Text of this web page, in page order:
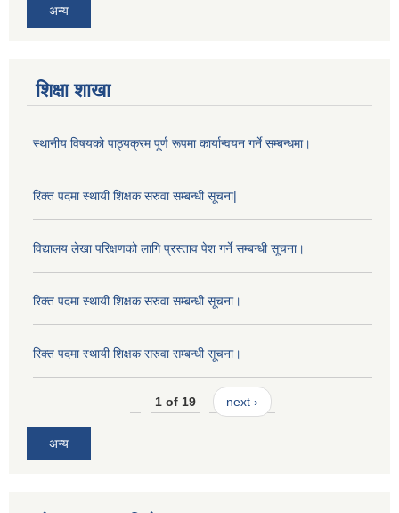
अन्य
शिक्षा शाखा
स्थानीय विषयको पाठ्यक्रम पूर्ण रूपमा कार्यान्वयन गर्ने सम्बन्धमा।
रिक्त पदमा स्थायी शिक्षक सरुवा सम्बन्धी सूचना|
विद्यालय लेखा परिक्षणको लागि प्रस्ताव पेश गर्ने सम्बन्धी सूचना।
रिक्त पदमा स्थायी शिक्षक सरुवा सम्बन्धी सूचना।
रिक्त पदमा स्थायी शिक्षक सरुवा सम्बन्धी सूचना।
1 of 19 next ›
अन्य